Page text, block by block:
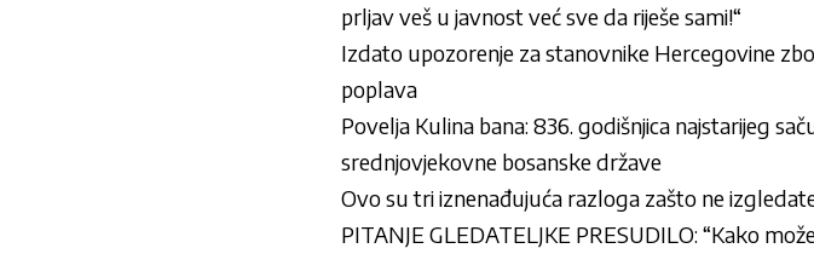
prljav veš u javnost već sve da riješe sami!“
Izdato upozorenje za stanovnike Hercegovine
poplava
Povelja Kulina bana: 836. godišnjica najstarijeg
srednjovjekovne bosanske države
Ovo su tri iznenađujuća razloga zašto ne
PITANJE GLEDATELJKE PRESUDILO: “Kako